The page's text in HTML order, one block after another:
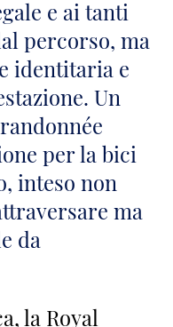
e ai tanti
percorso, ma
identitaria e
Un
per la bici
inteso non
ma
da
la Royal